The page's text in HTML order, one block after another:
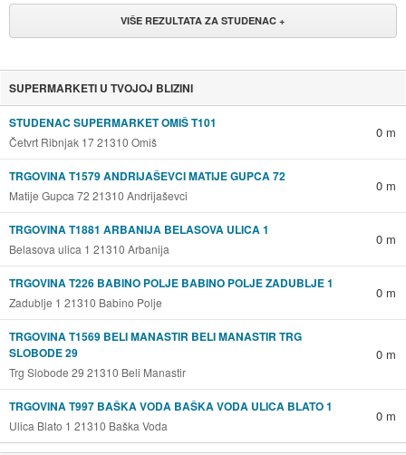
VIŠE REZULTATA ZA STUDENAC +
SUPERMARKETI U TVOJOJ BLIZINI
STUDENAC SUPERMARKET OMIŠ T101
Četvrt Ribnjak 17 21310 Omiš
0 m
TRGOVINA T1579 ANDRIJAŠEVCI MATIJE GUPCA 72
Matije Gupca 72 21310 Andrijaševci
0 m
TRGOVINA T1881 ARBANIJA BELASOVA ULICA 1
Belasova ulica 1 21310 Arbanija
0 m
TRGOVINA T226 BABINO POLJE BABINO POLJE ZADUBLJE 1
Zadublje 1 21310 Babino Polje
0 m
TRGOVINA T1569 BELI MANASTIR BELI MANASTIR TRG
SLOBODE 29
Trg Slobode 29 21310 Beli Manastir
0 m
TRGOVINA T997 BAŠKA VODA BAŠKA VODA ULICA BLATO 1
Ulica Blato 1 21310 Baška Voda
0 m